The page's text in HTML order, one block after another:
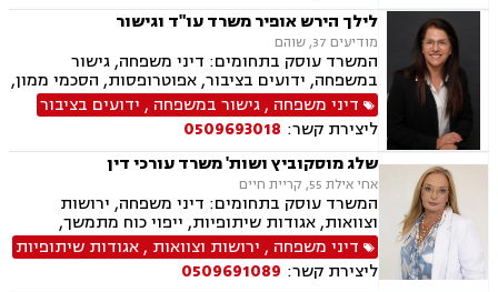
לילך הירש אופיר משרד עו"ד וגישור
מודיעים 37, שוהם
המשרד עוסק בתחומים: דיני משפחה, גישור
במשפחה, ידועים בציבור, אפוטרופסות, הסכמי ממון,
מזונות, משמורת, גירושין, נישואים אזרחיים, חלוקת
רכוש, מעמד אישי, תיאום הורי, זמני שהות, ניכור
הורי, ירושות וצוואות, ייפוי כוח מתמשך, לשון הרע,
דיני עבודה
דיני משפחה ,גישור במשפחה , ידועים בציבור
ליצירת קשר: 0509693018
שלג מוסקוביץ ושות' משרד עורכי דין
אחי אילת 55, קריית חיים
המשרד עוסק בתחומים: דיני משפחה, ירושות
וצוואות, אגודות שיתופיות, ייפוי כוח מתמשך,
מושבים וקיבוצים, מקרקעין ונדל"ן, עסקאות מכר
דירה, נחלות ומשקים במושבים, רשות מקרקעי
ישראל
דיני משפחה , ירושות וצוואות ,אגודות שיתופיות
ליצירת קשר: 0509691089